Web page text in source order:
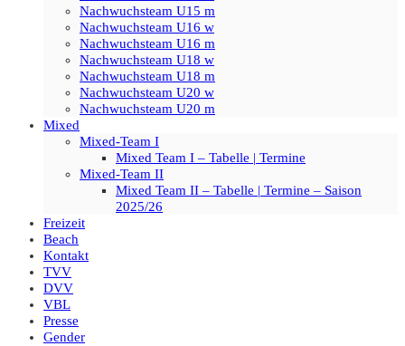
Nachwuchsteam U15 m
Nachwuchsteam U16 w
Nachwuchsteam U16 m
Nachwuchsteam U18 w
Nachwuchsteam U18 m
Nachwuchsteam U20 w
Nachwuchsteam U20 m
Mixed
Mixed-Team I
Mixed Team I – Tabelle | Termine
Mixed-Team II
Mixed Team II – Tabelle | Termine – Saison
2025/26
Freizeit
Beach
Kontakt
TVV
DVV
VBL
Presse
Gender